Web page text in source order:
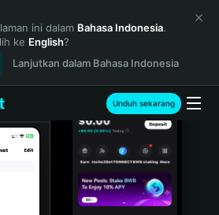
ini dalam Bahasa Indonesia.
ke English?
Lanjutkan dalam Bahasa Indonesia
Unduh sekarang